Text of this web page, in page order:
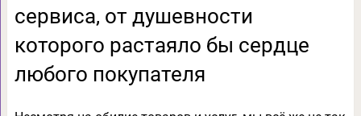
сервиса, от душевности
которого растаяло бы сердце
любого покупателя